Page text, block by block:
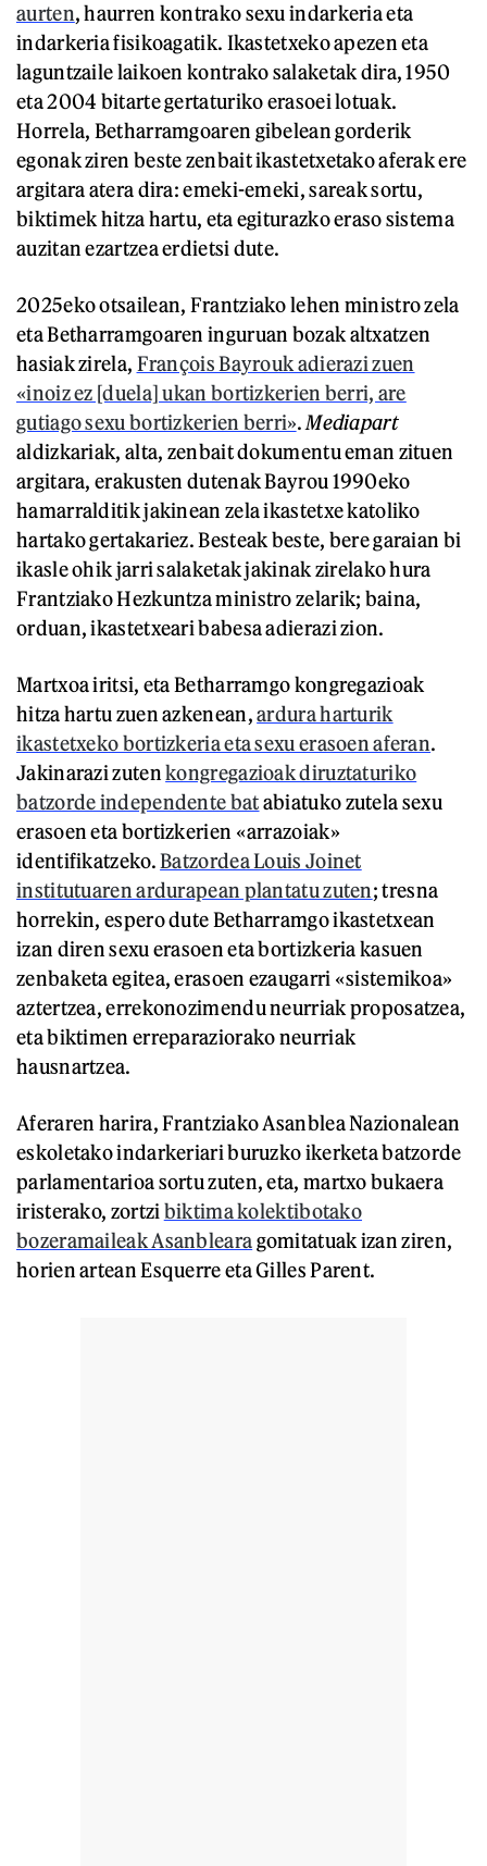
aurten, haurren kontrako sexu indarkeria eta
indarkeria fisikoagatik. Ikastetxeko apezen eta
laguntzaile laikoen kontrako salaketak dira, 1950
eta 2004 bitarte gertaturiko erasoei lotuak.
Horrela, Betharramgoaren gibelean gorderik
egonak ziren beste zenbait ikastetxetako aferak ere
argitara atera dira: emeki-emeki, sareak sortu,
biktimek hitza hartu, eta egiturazko eraso sistema
auzitan ezartzea erdietsi dute.
2025eko otsailean, Frantziako lehen ministro zela
eta Betharramgoaren inguruan bozak altxatzen
hasiak zirela, François Bayrouk adierazi zuen
«inoiz ez [duela] ukan bortizkerien berri, are
gutiago sexu bortizkerien berri». Mediapart
aldizkariak, alta, zenbait dokumentu eman zituen
argitara, erakusten dutenak Bayrou 1990eko
hamarralditik jakinean zela ikastetxe katoliko
hartako gertakariez. Besteak beste, bere garaian bi
ikasle ohik jarri salaketak jakinak zirelako hura
Frantziako Hezkuntza ministro zelarik; baina,
orduan, ikastetxeari babesa adierazi zion.
Martxoa iritsi, eta Betharramgo kongregazioak
hitza hartu zuen azkenean,ardura harturik
ikastetxeko bortizkeria eta sexu erasoen aferan.
Jakinarazi zutenkongregazioak diruztaturiko
batzorde independente batabiatuko zutela sexu
erasoen eta bortizkerien «arrazoiak»
identifikatzeko.Batzordea Louis Joinet
institutuaren ardurapean plantatu zuten; tresna
horrekin, espero dute Betharramgo ikastetxean
izan diren sexu erasoen eta bortizkeria kasuen
zenbaketa egitea, erasoen ezaugarri «sistemikoa»
aztertzea, errekonozimendu neurriak proposatzea,
eta biktimen erreparaziorako neurriak
hausnartzea.
Aferaren harira, Frantziako Asanblea Nazionalean
eskoletako indarkeriari buruzko ikerketa batzorde
parlamentarioa sortu zuten, eta, martxo bukaera
iristerako, zortzi biktima kolektibotako
bozeramaileak Asanblearagomitatuak izan ziren,
horien artean Esquerre eta Gilles Parent.